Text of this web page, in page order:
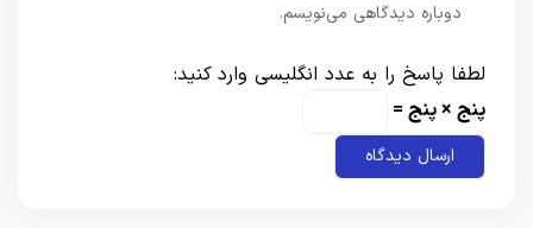
دوباره دیدگاهی می‌نویسم.
لطفا پاسخ را به عدد انگلیسی وارد کنید:
پنج × پنج =